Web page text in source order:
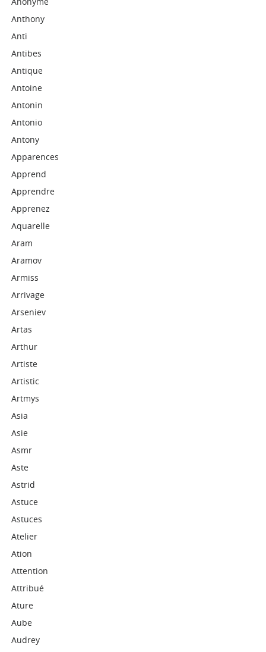
Anthony
Anti
Antibes
Antique
Antoine
Antonin
Antonio
Antony
Apparences
Apprend
Apprendre
Apprenez
Aquarelle
Aram
Aramov
Armiss
Arrivage
Arseniev
Artas
Arthur
Artiste
Artistic
Artmys
Asia
Asie
Asmr
Aste
Astrid
Astuce
Astuces
Atelier
Ation
Attention
Attribué
Ature
Aube
Audrey